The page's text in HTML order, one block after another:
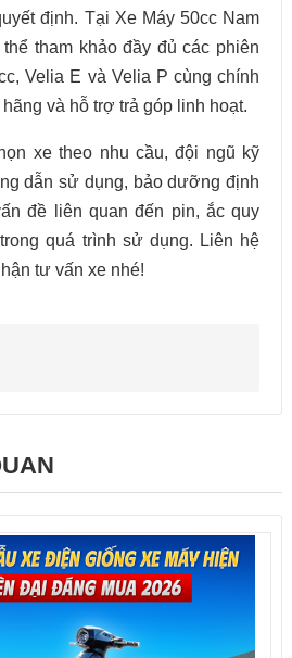
định. Tại Xe Máy 50cc Nam
tham khảo đầy đủ các phiên
Velia E và Velia P cùng chính
và hỗ trợ trả góp linh hoạt.
xe theo nhu cầu, đội ngũ kỹ
dẫn sử dụng, bảo dưỡng định
đề liên quan đến pin, ắc quy
quá trình sử dụng. Liên hệ
tư vấn xe nhé!